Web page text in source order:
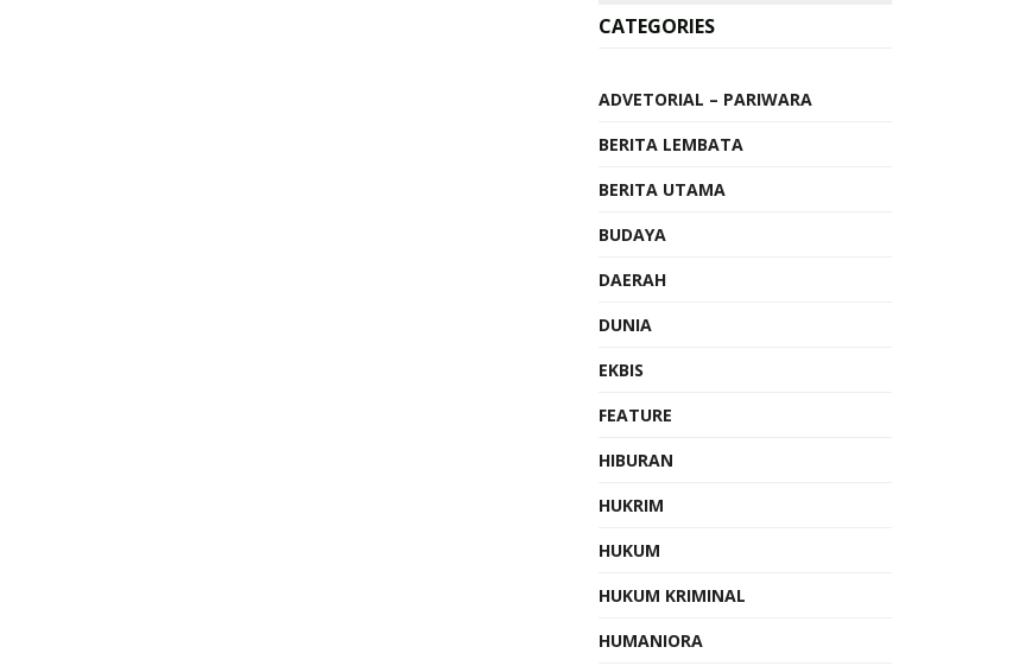
CATEGORIES
ADVETORIAL – PARIWARA
BERITA LEMBATA
BERITA UTAMA
BUDAYA
DAERAH
DUNIA
EKBIS
FEATURE
HIBURAN
HUKRIM
HUKUM
HUKUM KRIMINAL
HUMANIORA